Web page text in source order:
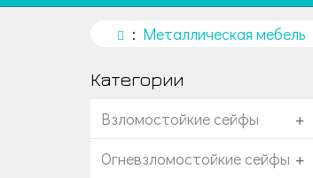
Металлическая мебель
Категории
Взломостойкие сейфы +
Огневзломостойкие сейфы +